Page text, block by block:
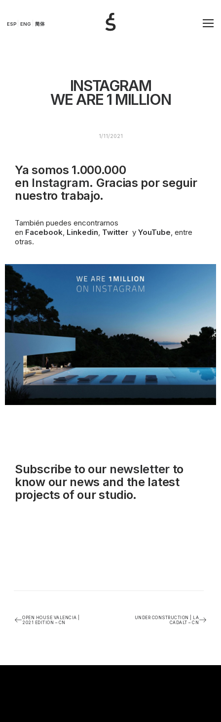
ESP ENG 简体
INSTAGRAM
WE ARE 1 MILLION
1/11/2021
Ya somos 1.000.000
en Instagram. Gracias por seguir
nuestro trabajo.
También puedes encontrarnos
en Facebook, Linkedin, Twitter y YouTube, entre
otras.
Subscribe to our newsletterto
know our news and the latest
projects of our studio.
OPEN HOUSE VALENCIA |
2021 EDITION – CN
UNDER CONSTRUCTION | LA
CADALT – CN